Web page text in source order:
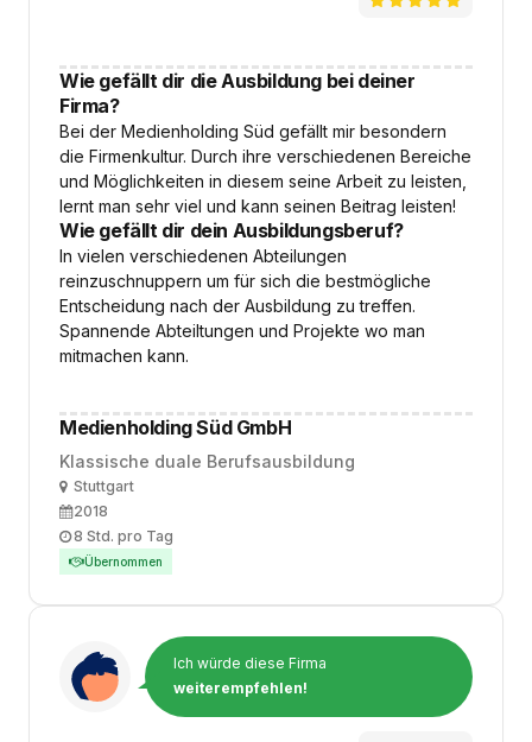
Wie gefällt dir die Ausbildung bei deiner
Firma?
Bei der Medienholding Süd gefällt mir besondern
die Firmenkultur. Durch ihre verschiedenen Bereiche
und Möglichkeiten in diesem seine Arbeit zu leisten,
lernt man sehr viel und kann seinen Beitrag leisten!
Wie gefällt dir dein Ausbildungsberuf?
In vielen verschiedenen Abteilungen
reinzuschnuppern um für sich die bestmögliche
Entscheidung nach der Ausbildung zu treffen.
Spannende Abteiltungen und Projekte wo man
mitmachen kann.
Medienholding Süd GmbH
Klassische duale Berufsausbildung
OrtStuttgart
Ausbildungsbeginn
2018
Arbeitszeit
8 Std. pro Tag
Übernommen
Ich würde diese Firma
weiterempfehlen!